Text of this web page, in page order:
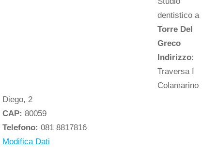
dentistico a
Torre Del
Greco
Indirizzo:
Traversa I
Colamarino
Diego, 2
CAP: 80059
Telefono: 081 8817816
Modifica Dati